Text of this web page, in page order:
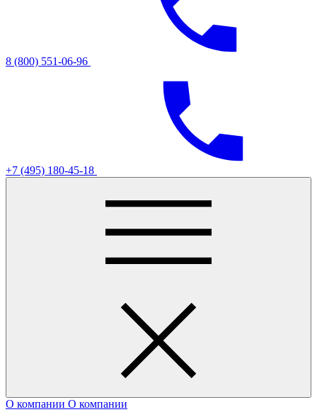
8 (800) 551-06-96
+7 (495) 180-45-18
О компании О компании